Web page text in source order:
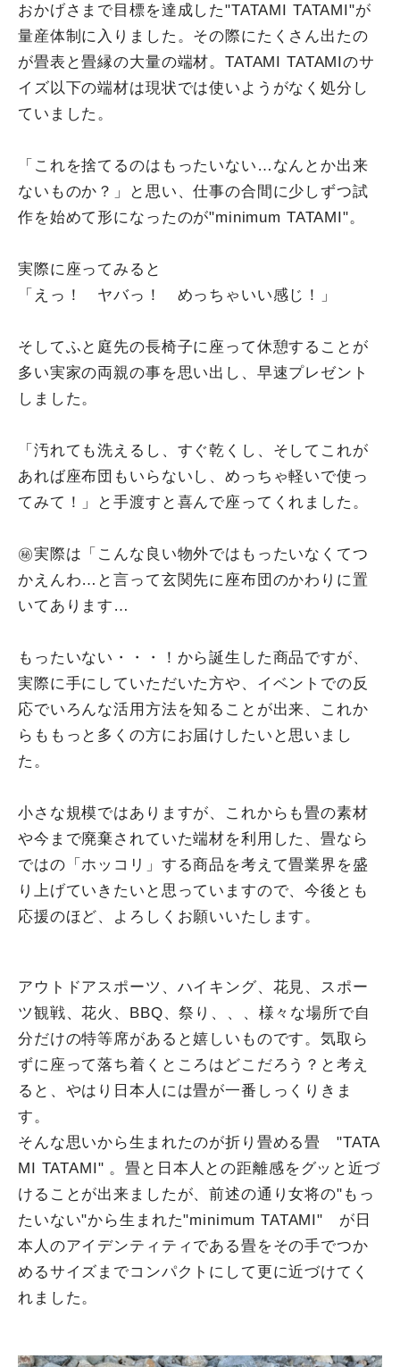
おかげさまで目標を達成した"TATAMI TATAMI"が
量産体制に入りました。その際にたくさん出たの
が畳表と畳縁の大量の端材。TATAMI TATAMIのサ
イズ以下の端材は現状では使いようがなく処分し
ていました。
「これを捨てるのはもったいない…なんとか出来
ないものか？」と思い、仕事の合間に少しずつ試
作を始めて形になったのが"minimum TATAMI"。
実際に座ってみると
「えっ！ ヤバっ！ めっちゃいい感じ！」
そしてふと庭先の長椅子に座って休憩することが
多い実家の両親の事を思い出し、早速プレゼント
しました。
「汚れても洗えるし、すぐ乾くし、そしてこれが
あれば座布団もいらないし、めっちゃ軽いで使っ
てみて！」と手渡すと喜んで座ってくれました。
㊙実際は「こんな良い物外ではもったいなくてつ
かえんわ…と言って玄関先に座布団のかわりに置
いてあります…
もったいない・・・！から誕生した商品ですが、
実際に手にしていただいた方や、イベントでの反
応でいろんな活用方法を知ることが出来、これか
らももっと多くの方にお届けしたいと思いまし
た。
小さな規模ではありますが、これからも畳の素材
や今まで廃棄されていた端材を利用した、畳なら
ではの「ホッコリ」する商品を考えて畳業界を盛
り上げていきたいと思っていますので、今後とも
応援のほど、よろしくお願いいたします。
アウトドアスポーツ、ハイキング、花見、スポー
ツ観戦、花火、BBQ、祭り、、、様々な場所で自
分だけの特等席があると嬉しいものです。気取ら
ずに座って落ち着くところはどこだろう？と考え
ると、やはり日本人には畳が一番しっくりきま
す。
そんな思いから生まれたのが折り畳める畳 "TATA
MI TATAMI" 。畳と日本人との距離感をグッと近づ
けることが出来ましたが、前述の通り女将の"もっ
たいない"から生まれた"minimum TATAMI" が日
本人のアイデンティティである畳をその手でつか
めるサイズまでコンパクトにして更に近づけてく
れました。